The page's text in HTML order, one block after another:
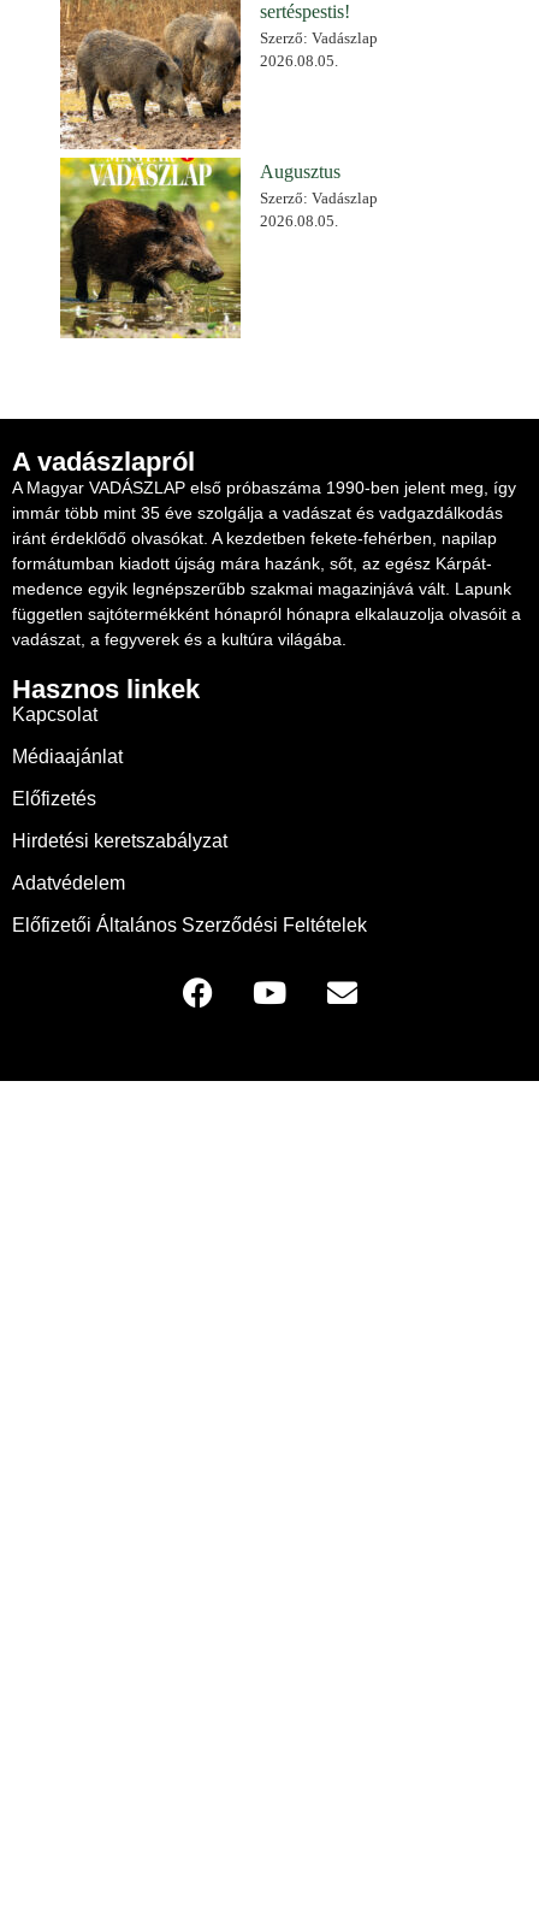
sertéspestis!
Szerző: Vadászlap
2026.08.05.
Augusztus
Szerző: Vadászlap
2026.08.05.
A vadászlapról
A Magyar VADÁSZLAP első próbaszáma 1990-ben jelent meg, így
immár több mint 35 éve szolgálja a vadászat és vadgazdálkodás
iránt érdeklődő olvasókat. A kezdetben fekete-fehérben, napilap
formátumban kiadott újság mára hazánk, sőt, az egész Kárpát-
medence egyik legnépszerűbb szakmai magazinjává vált. Lapunk
független sajtótermékként hónapról hónapra elkalauzolja olvasóit a
vadászat, a fegyverek és a kultúra világába.
Hasznos linkek
Kapcsolat
Médiaajánlat
Előfizetés
Hirdetési keretszabályzat
Adatvédelem
Előfizetői Általános Szerződési Feltételek